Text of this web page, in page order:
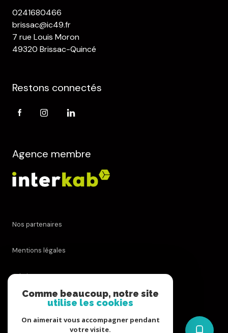
0241680466
brissac@ic49.fr
7 rue Louis Moron
49320 Brissac-Quincé
Restons connectés
Agence membre
Nos partenaires
Mentions légales
Admin
Nos honoraires
Comme beaucoup, notre site
utilise les cookies
On aimerait vous accompagner pendant
votre visite.